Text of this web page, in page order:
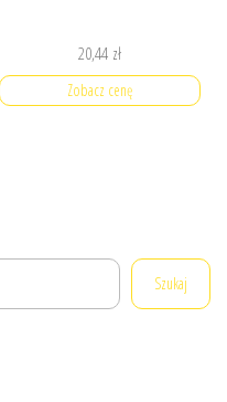
20,44 zł
Zobacz cenę
Szukaj